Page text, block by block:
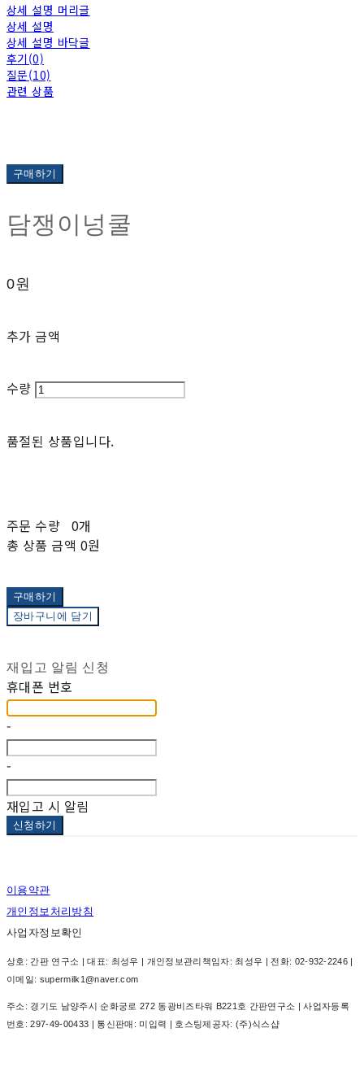
상세 설명 머리글
상세 설명
상세 설명 바닥글
후기(0)
질문(10)
관련 상품
구매하기
담쟁이넝쿨
0원
추가 금액
수량
품절된 상품입니다.
주문 수량 0개
총 상품 금액 0원
구매하기
장바구니에 담기
재입고 알림 신청
휴대폰 번호
-
-
재입고 시 알림
신청하기
이용약관
개인정보처리방침
사업자정보확인
상호: 간판 연구소 | 대표: 최성우 | 개인정보관리책임자: 최성우 | 전화: 02-932-2246 |
이메일: supermilk1@naver.com
주소: 경기도 남양주시 순화궁로 272 동광비즈타워 B221호 간판연구소 | 사업자등록
번호:297-49-00433 | 통신판매: 미입력 | 호스팅제공자: (주)식스샵